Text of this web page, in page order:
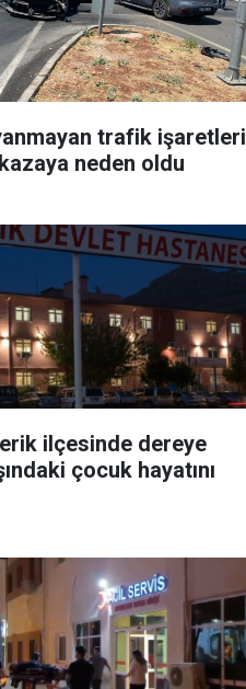
trafik işaretleri
neden oldu
ilçesinde dereye
çocuk hayatını